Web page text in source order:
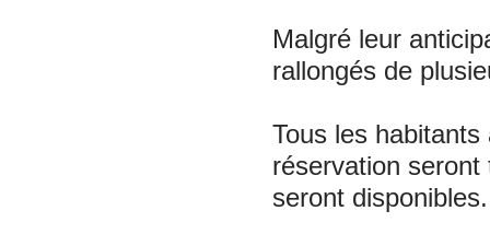
Malgré leur
rallongés de
Tous les
réservation
seront disponibles.